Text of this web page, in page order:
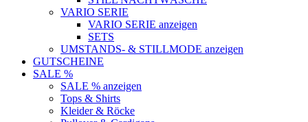
VARIO SERIE
VARIO SERIE anzeigen
SETS
UMSTANDS- & STILLMODE anzeigen
GUTSCHEINE
SALE %
SALE % anzeigen
Tops & Shirts
Kleider & Röcke